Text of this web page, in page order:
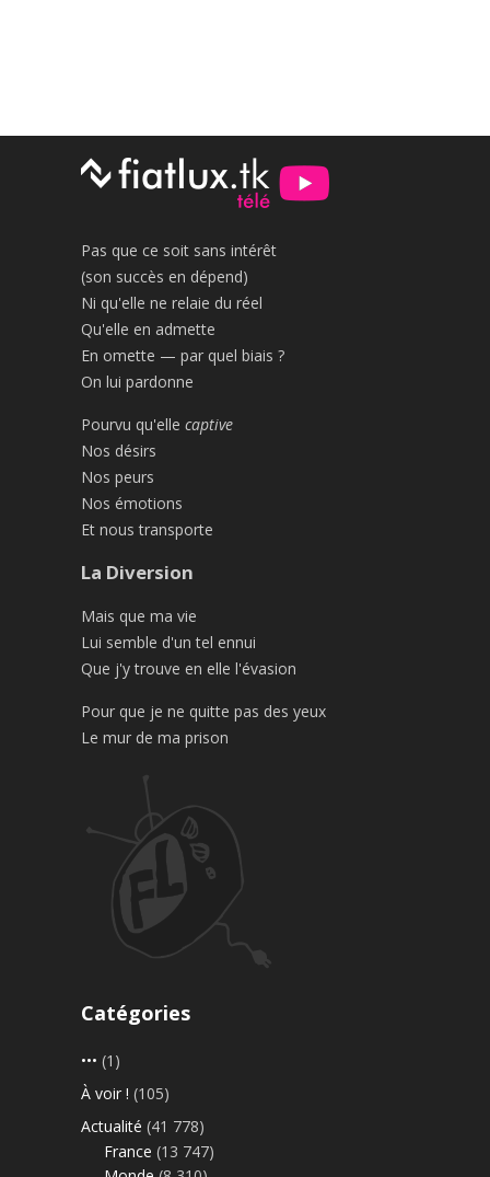
Pas que ce soit sans intérêt
(son succès en dépend)
Ni qu'elle ne relaie du réel
Qu'elle en admette
En omette — par quel biais ?
On lui pardonne
Pourvu qu'elle captive
Nos désirs
Nos peurs
Nos émotions
Et nous transporte
La Diversion
Mais que ma vie
Lui semble d'un tel ennui
Que j'y trouve en elle l'évasion
Pour que je ne quitte pas des yeux
Le mur de ma prison
Catégories
••• (1)
À voir ! (105)
Actualité (41 778)
France (13 747)